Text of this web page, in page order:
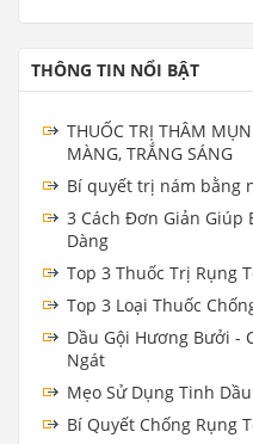
THÔNG TIN NỔI BẬT
THUỐC TRỊ THÂM
MÀNG, TRẮNG SÁNG
Bí quyết trị nám bằng
3 Cách Đơn Giản Giúp
Dàng
Top 3 Thuốc Trị Rụng
Top 3 Loại Thuốc
Dầu Gội Hương Bưởi -
Ngát
Mẹo Sử Dụng Tinh
Bí Quyết Chống Rụng